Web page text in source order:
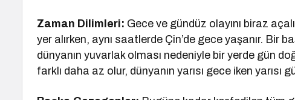
Zaman Dilimleri: Gece ve gündüz olayını biraz
yer alırken, aynı saatlerde Çin’de gece yaşanır. Bir
dünyanın yuvarlak olması nedeniyle bir yerde gün
farklı daha az olur, dünyanın yarısı gece iken yarısı